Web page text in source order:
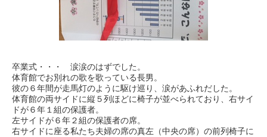
卒業式・・・ 涙涙のはずでした。
体育館でお別れの歌を歌っている長男。
彼の６年間が走馬灯のように駆け巡り、涙があふれだした。
体育館の両サイドに縦５列ほどに椅子が並べられており、右サイ
ドが６年１組の保護者。
左サイドが６年２組の保護者の席。
右サイドに座る私たち夫婦の席の真左（中央の席）の前列椅子に